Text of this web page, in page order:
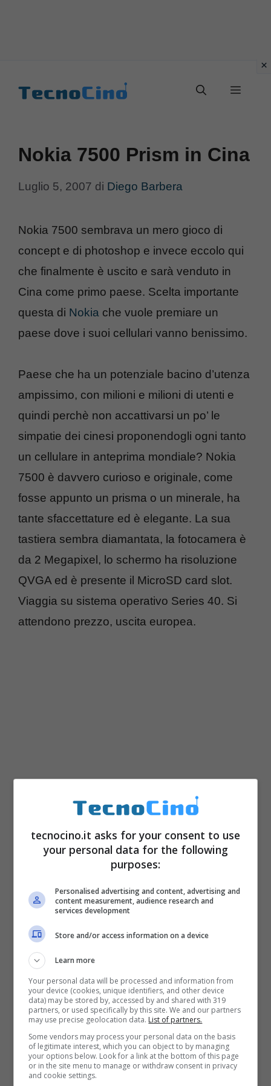
Menu
Nokia 7500 Prism in Cina
Luglio 5, 2007 di Diego Barbera
Nokia 7500 sembrava un mero gioco di
concept e di photoshop e invece eccolo qui
che finalmente è uscito e sarà venduto in
Cina come primo paese. Scelta importante
questa di Nokia che vuole premiare un
paese dove i suoi cellulari vanno benissimo.
Paese che ha un potenziale bacino d’utenza
ampissimo, con milioni e milioni di utenti e
quindi perchè non accattivarsi un po’ le
simpatie dei cinesi proponendogli ogni tanto
un cellulare in anteprima mondiale? Nokia
7500 è davvero curioso e originale, come
fosse appunto un prisma o un minerale, ha
tante sfaccettature ed è elegante. La sua
tastiera sembra diamantata, la fotocamera è
da 2 Megapixel, lo schermo ha risoluzione
QVGA ed è presente il MicroSD card slot.
Viaggia su sistema operativo Series 40. Si
attendono prezzo, uscita europea.
tecnocino.it asks for your consent to use
your personal data for the following
purposes:
Personalised advertising and content, advertising and
content measurement, audience research and
services development
Store and/or access information on a device
Learn more
Your personal data will be processed and information from
your device (cookies, unique identifiers, and other device
data) may be stored by, accessed by and shared with 319
partners, or used specifically by this site. We and our partners
may use precise geolocation data. List of partners.
Some vendors may process your personal data on the basis
of legitimate interest, which you can object to by managing
your options below. Look for a link at the bottom of this page
or in the site menu to manage or withdraw consent in privacy
and cookie settings.